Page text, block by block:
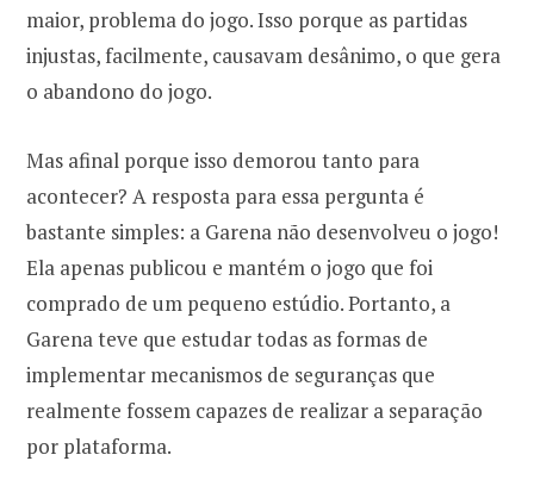
maior, problema do jogo. Isso porque as partidas
injustas, facilmente, causavam desânimo, o que gera
o abandono do jogo.
Mas afinal porque isso demorou tanto para
acontecer? A resposta para essa pergunta é
bastante simples: a Garena não desenvolveu o jogo!
Ela apenas publicou e mantém o jogo que foi
comprado de um pequeno estúdio. Portanto, a
Garena teve que estudar todas as formas de
implementar mecanismos de seguranças que
realmente fossem capazes de realizar a separação
por plataforma.